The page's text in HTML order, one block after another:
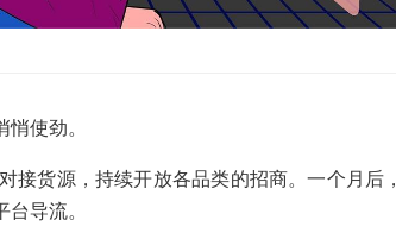
使劲。
接货源，持续开放各品类的招商。一个月后，
导流。